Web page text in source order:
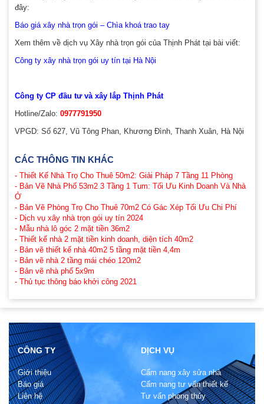
đây:
Báo giá xây nhà trọn gói – Chìa khoá trao tay
Xem thêm về dịch vụ Xây nhà trọn gói của Thịnh Phát tại bài viết:
Công ty xây nhà trọn gói uy tín tại Hà Nội
Công ty CP đầu tư và xây lắp Thịnh Phát
Hotline/Zalo: 0977791950
VPGD: Số 627, Vũ Tông Phan, Khương Đình, Thanh Xuân, Hà Nội
CÁC THÔNG TIN KHÁC
- Thiết Kế Nhà Trọ Cho Thuê 50m2: Giải Pháp 7 Tầng 11 Phòng
- Bản Vẽ Nhà Phố 53m2 3 Tầng 1 Tum: Tối Ưu Kinh Doanh Và Nhà
Ở
- Bản Vẽ Phòng Trọ Cho Thuê 70m2 Có Gác Xép Tối Ưu Chi Phí
- Dịch vụ xây nhà trọn gói uy tín 2024
- Mẫu nhà lô góc 2 mặt tiền 36m2
- Thiết kế nhà 2 mặt tiền kinh doanh, diện tích 40m2
- Bản vẽ thiết kế nhà 40m2 5 tầng mặt tiền 4,4m
- Bản vẽ nhà 2 tầng mái chéo 120m2
- Bản vẽ nhà phố 5x9m
- Thủ tục thông báo khởi công 2021
CÔNG TY
Giới thiệu
Báo giá
Liên hệ
DỊCH VỤ
Cẩm nang xây sửa nhà
Cẩm nang tư vấn thiết kế
Tư vấn phong thủy